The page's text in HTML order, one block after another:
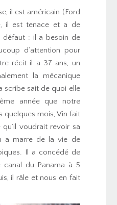
il est américain (Ford
il est tenace et a de
défaut : il a besoin de
d’attention pour
récit il a 37 ans, un
la mécanique
scribe sait de quoi elle
année que notre
quelques mois, Vin fait
voudrait revoir sa
a marre de la vie de
Il a concédé de
canal du Panama à 5
il râle et nous en fait